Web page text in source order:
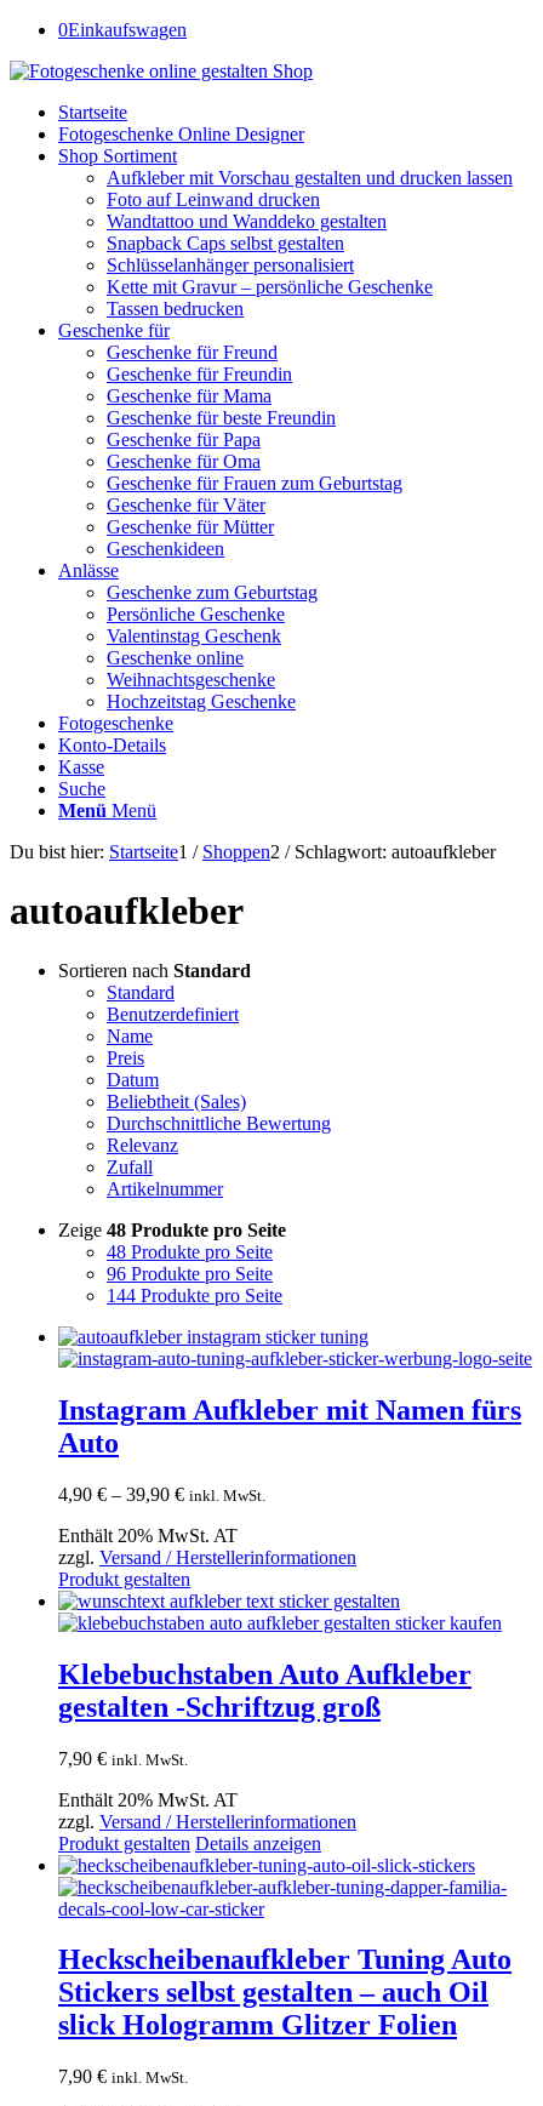
0Einkaufswagen
Startseite
Fotogeschenke Online Designer
Shop Sortiment
Aufkleber mit Vorschau gestalten und drucken lassen
Foto auf Leinwand drucken
Wandtattoo und Wanddeko gestalten
Snapback Caps selbst gestalten
Schlüsselanhänger personalisiert
Kette mit Gravur – persönliche Geschenke
Tassen bedrucken
Geschenke für
Geschenke für Freund
Geschenke für Freundin
Geschenke für Mama
Geschenke für beste Freundin
Geschenke für Papa
Geschenke für Oma
Geschenke für Frauen zum Geburtstag
Geschenke für Väter
Geschenke für Mütter
Geschenkideen
Anlässe
Geschenke zum Geburtstag
Persönliche Geschenke
Valentinstag Geschenk
Geschenke online
Weihnachtsgeschenke
Hochzeitstag Geschenke
Fotogeschenke
Konto-Details
Kasse
Suche
Menü Menü
Du bist hier: Startseite1 / Shoppen2 / Schlagwort: autoaufkleber
autoaufkleber
Sortieren nach Standard
Standard
Benutzerdefiniert
Name
Preis
Datum
Beliebtheit (Sales)
Durchschnittliche Bewertung
Relevanz
Zufall
Artikelnummer
Zeige 48 Produkte pro Seite
48 Produkte pro Seite
96 Produkte pro Seite
144 Produkte pro Seite
Instagram Aufkleber mit Namen fürs
Auto
4,90 € – 39,90 €Preisspanne:
bis
39,90 €
inkl. MwSt.
Enthält 20% MwSt. AT
zzgl. Versand / Herstellerinformationen
Produkt gestalten
Produkt
weist
Varianten
auf.
Die
der
Produktseite
gewählt
werden
Klebebuchstaben Auto Aufkleber
gestalten -Schriftzug groß
7,90 € inkl. MwSt.
Enthält 20% MwSt. AT
zzgl. Versand / Herstellerinformationen
Produkt gestalten Details anzeigen
Heckscheibenaufkleber Tuning Auto
Stickers selbst gestalten – auch Oil
slick Hologramm Glitzer Folien
7,90 € inkl. MwSt.